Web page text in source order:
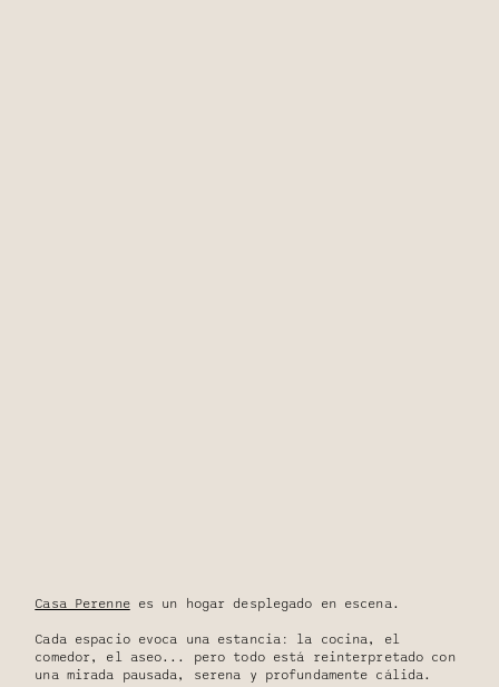
Casa Perennees un hogar desplegado en escena.
Cada espacio evoca una estancia: la cocina, el
comedor, el aseo... pero todo está reinterpretado con
una mirada pausada, serena y profundamente cálida.